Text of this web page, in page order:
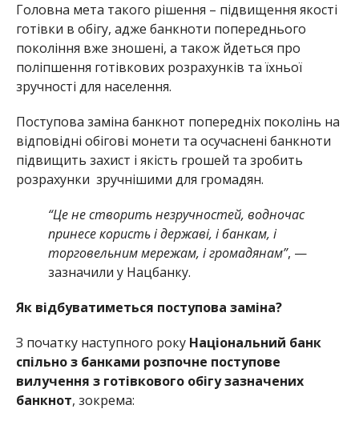
Головна мета такого рішення – підвищення якості
готівки в обігу, адже банкноти попереднього
покоління вже зношені, а також йдеться про
поліпшення готівкових розрахунків та їхньої
зручності для населення.
Поступова заміна банкнот попередніх поколінь на
відповідні обігові монети та осучаснені банкноти
підвищить захист і якість грошей та зробить
розрахунки зручнішими для громадян.
“Це не створить незручностей, водночас
принесе користь і державі, і банкам, і
торговельним мережам, і громадянам”, —
зазначили у Нацбанку.
Як відбуватиметься поступова заміна?
З початку наступного року Національний банк
спільно з банками розпочне поступове
вилучення з готівкового обігу зазначених
банкнот, зокрема: